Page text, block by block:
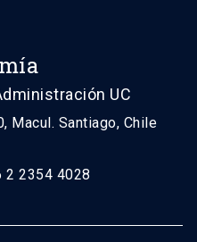
UC
Macul. Santiago, Chile
2 2354 4028